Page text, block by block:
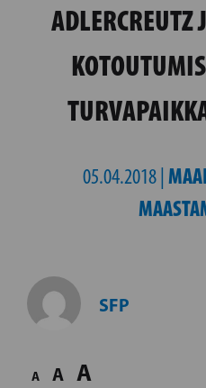
ADLERCREUTZ
05.04.2018 |
SFP
A A A